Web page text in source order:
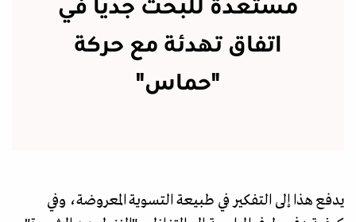
مستعدة للبحث جديا في
اتفاق تهدئة مع حركة
"حماس"
يدفع هذا إلى التفكير في طبيعة التسوية المعروضة، وفي